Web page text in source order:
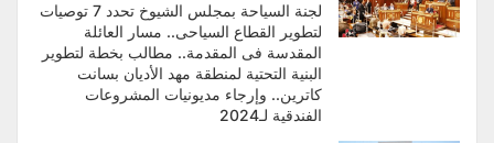
لجنة السياحة بمجلس الشيوخ تحدد 7 توصيات
لتطوير القطاع السياحى.. مسار العائلة
المقدسة فى المقدمة.. مطالب بخطة لتطوير
البنية التحتية لمنطقة مهد الأديان بسانت
كاترين.. وإرجاء مديونيات المشروعات
الفندقية لـ2024